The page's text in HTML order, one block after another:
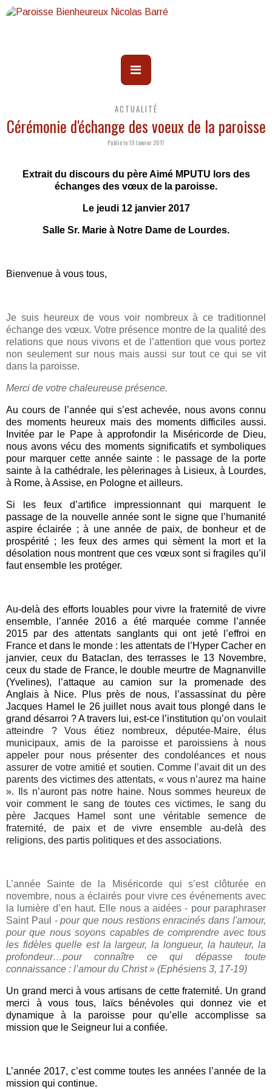
ACTUALITÉ
Cérémonie d'échange des voeux de la paroisse
Publié le 19 Janvier 2017
Extrait du discours du père Aimé MPUTU lors des
échanges des vœux de la paroisse.
Le jeudi 12 janvier 2017
Salle Sr. Marie à Notre Dame de Lourdes.
Bienvenue à vous tous,
Je suis heureux de vous voir nombreux à ce traditionnel
échange des vœux. Votre présence montre de la qualité des
relations que nous vivons et de l’attention que vous portez
non seulement sur nous mais aussi sur tout ce qui se vit
dans la paroisse.
Merci de votre chaleureuse présence.
Au cours de l’année qui s’est achevée, nous avons connu
des moments heureux mais des moments difficiles aussi.
Invitée par le Pape à approfondir la Miséricorde de Dieu,
nous avons vécu des moments significatifs et symboliques
pour marquer cette année sainte : le passage de la porte
sainte à la cathédrale, les pèlerinages à Lisieux, à Lourdes,
à Rome, à Assise, en Pologne et ailleurs.
Si les feux d’artifice impressionnant qui marquent le
passage de la nouvelle année sont le signe que l’humanité
aspire éclairée ; à une année de paix, de bonheur et de
prospérité ; les feux des armes qui sèment la mort et la
désolation nous montrent que ces vœux sont si fragiles qu’il
faut ensemble les protéger.
Au-delà des efforts louables pour vivre la fraternité de vivre
ensemble, l’année 2016 a été marquée comme l’année
2015 par des attentats sanglants qui ont jeté l’effroi en
France et dans le monde : les attentats de l’Hyper Cacher en
janvier, ceux du Bataclan, des terrasses le 13 Novembre,
ceux du stade de France, le double meurtre de Magnanville
(Yvelines), l’attaque au camion sur la promenade des
Anglais à Nice. Plus près de nous, l’assassinat du père
Jacques Hamel le 26 juillet nous avait tous plongé dans le
grand désarroi ? A travers lui, est-ce l’institution qu’on voulait
atteindre ? Vous étiez nombreux, députée-Maire, élus
municipaux, amis de la paroisse et paroissiens à nous
appeler pour nous présenter des condoléances et nous
assurer de votre amitié et soutien. Comme l’avait dit un des
parents des victimes des attentats, « vous n’aurez ma haine
». Ils n’auront pas notre haine. Nous sommes heureux de
voir comment le sang de toutes ces victimes, le sang du
père Jacques Hamel sont une véritable semence de
fraternité, de paix et de vivre ensemble au-delà des
religions, des partis politiques et des associations.
L’année Sainte de la Miséricorde qui s’est clôturée en
novembre, nous a éclairés pour vivre ces événements avec
la lumière d’en haut. Elle nous a aidées - pour paraphraser
Saint Paul -pour que nous restions enracinés dans l'amour,
pour que nous soyons capables de comprendre avec tous
les fidèles quelle est la largeur, la longueur, la hauteur, la
profondeur…pour connaître ce qui dépasse toute
connaissance : l’amour du Christ » (Ephésiens 3, 17-19)
Un grand merci à vous artisans de cette fraternité. Un grand
merci à vous tous, laïcs bénévoles qui donnez vie et
dynamique à la paroisse pour qu’elle accomplisse sa
mission que le Seigneur lui a confiée.
L’année 2017, c’est comme toutes les années l’année de la
mission qui continue.